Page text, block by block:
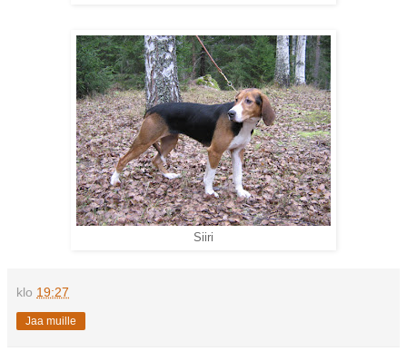
Siiri
klo 19:27
Jaa muille